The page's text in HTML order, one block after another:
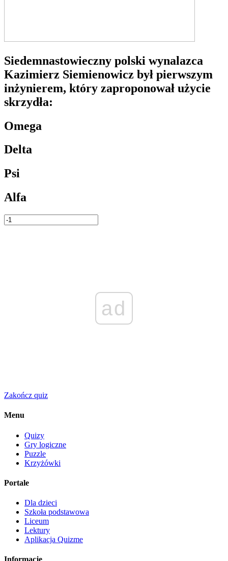
Siedemnastowieczny polski wynalazca
Kazimierz Siemienowicz był pierwszym
inżynierem, który zaproponował użycie
skrzydła:
Omega
Delta
Psi
Alfa
ad
Zakończ quiz
Menu
Quizy
Gry logiczne
Puzzle
Krzyżówki
Portale
Dla dzieci
Szkoła podstawowa
Liceum
Lektury
Aplikacja Quizme